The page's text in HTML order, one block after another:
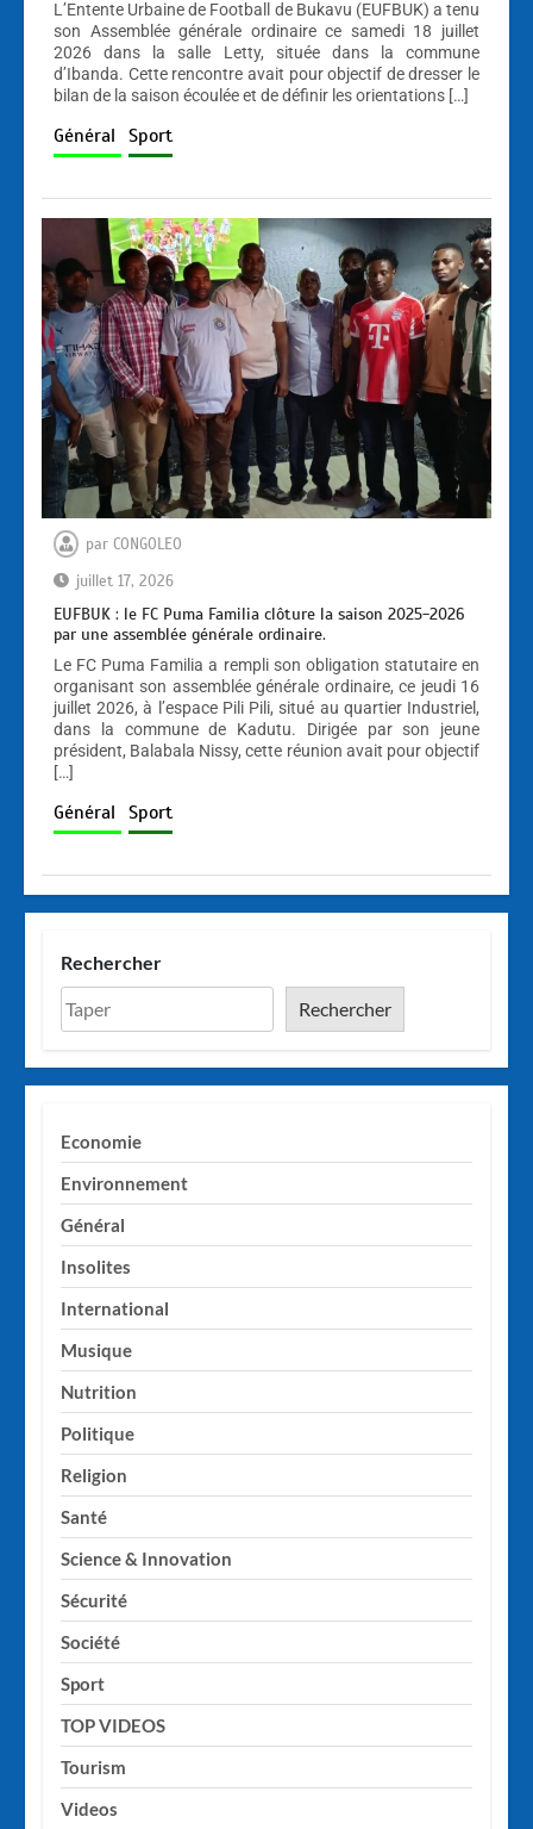
L’Entente Urbaine de Football de Bukavu (EUFBUK) a tenu
son Assemblée générale ordinaire ce samedi 18 juillet
2026 dans la salle Letty, située dans la commune
d’Ibanda. Cette rencontre avait pour objectif de dresser le
bilan de la saison écoulée et de définir les orientations […]
Général Sport
par CONGOLEO
juillet 17, 2026
EUFBUK : le FC Puma Familia clôture la saison 2025-2026
par une assemblée générale ordinaire.
Le FC Puma Familia a rempli son obligation statutaire en
organisant son assemblée générale ordinaire, ce jeudi 16
juillet 2026, à l’espace Pili Pili, situé au quartier Industriel,
dans la commune de Kadutu. Dirigée par son jeune
président, Balabala Nissy, cette réunion avait pour objectif
[…]
Général Sport
Rechercher
Rechercher
Economie
Environnement
Général
Insolites
International
Musique
Nutrition
Politique
Religion
Santé
Science & Innovation
Sécurité
Société
Sport
TOP VIDEOS
Tourism
Videos